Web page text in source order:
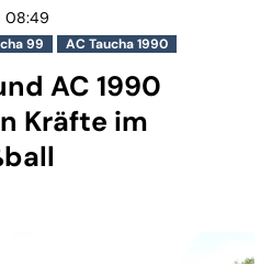
99 AC Taucha 1990
08:49
AC 1990
Kräfte im